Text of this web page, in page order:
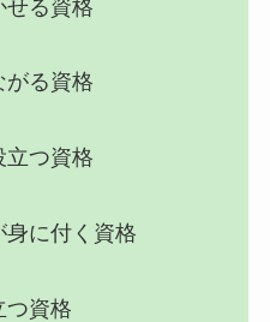
せる資格
がる資格
立つ資格
に付く資格
つ資格